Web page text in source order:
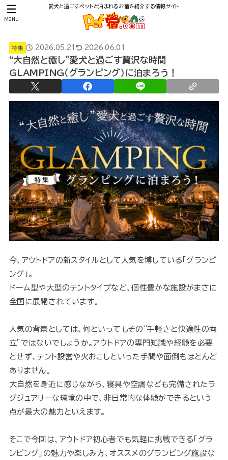
愛犬と過ごすペットと泊まれるお宿を紹介する情報サイト
MENU
特集 2026.05.21 2026.06.01
“大自然と癒し”愛犬と過ごす贅沢な時間
GLAMPING（グランピング）に泊まろう！
今、アウトドアの新スタイルとして人気を博している「グランピ
ング」。
ドーム型や大型のテントタイプなど、個性豊かな施設がまさに
全国に展開されています。
人気の背景としては、何といってもその“手軽さと快適性の両
立”ではないでしょうか。アウトドアの専門知識や経験を必要
とせず、テント設営や火おこしといった手間や面倒もほとんど
ありません。
大自然を身近に感じながら、寝具や空調なども完備されたラ
グジュアリーな環境の中で、非日常的な体験ができるという
点が最大の魅力といえます。
そこで今回は、アウトドア初心者でも気軽に挑戦できる「グラ
ンピング」の魅力や楽しみ方、オススメのグランピング施設な